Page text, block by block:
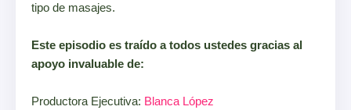
tipo de masajes.
Este episodio es traído a todos ustedes gracias al
apoyo invaluable de:
Productora Ejecutiva: Blanca López